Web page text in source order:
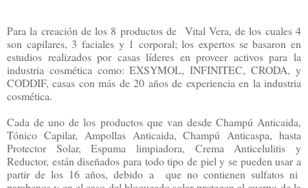
Para la creación de los 8 productos de Vital Vera, de los cuales 4
son capilares, 3 faciales y 1 corporal; los expertos se basaron en
estudios realizados por casas líderes en proveer activos para la
industria cosmética como: EXSYMOL, INFINITEC, CRODA, y
CODDIF, casas con más de 20 años de experiencia en la industria
cosmética.
Cada de uno de los productos que van desde Champú Anticaida,
Tónico Capilar, Ampollas Anticaida, Champú Anticaspa, hasta
Protector Solar, Espuma limpiadora, Crema Anticelulitis y
Reductor, están diseñados para todo tipo de piel y se pueden usar a
partir de los 16 años, debido a
que no contienen sulfatos ni